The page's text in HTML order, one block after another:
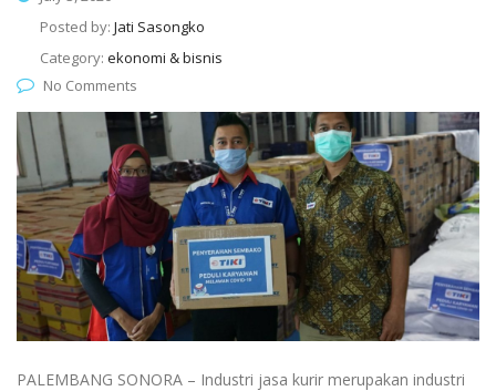
Posted by: Jati Sasongko
Category: ekonomi & bisnis
No Comments
PALEMBANG SONORA – Industri jasa kurir merupakan industri